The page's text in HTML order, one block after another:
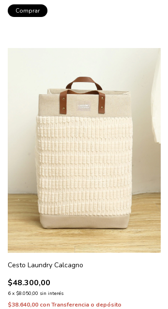
Comprar
Cesto Laundry Calcagno
$48.300,00
6 x $8.050,00 sin interés
$38.640,00 conTransferencia o depósito